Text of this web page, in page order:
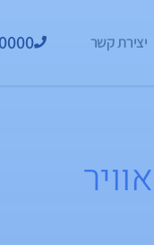
יצירת קשר